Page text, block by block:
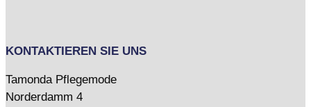
KONTAKTIEREN SIE UNS
Tamonda Pflegemode
Norderdamm 4